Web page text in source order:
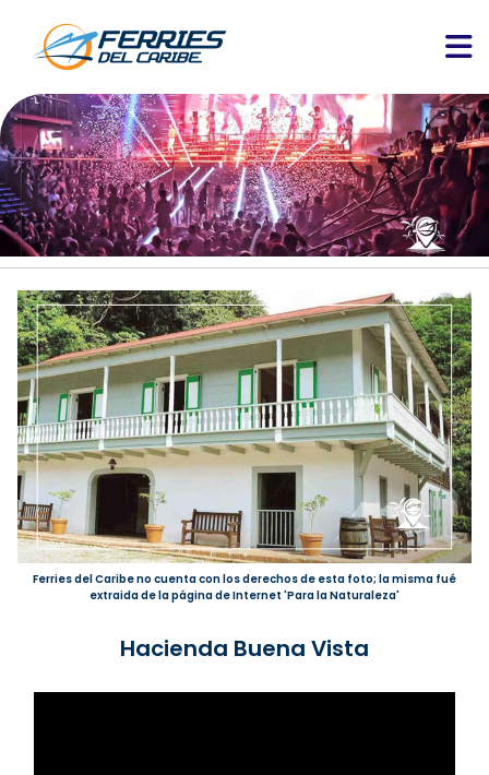
Ferries del Caribe no cuenta con los derechos de esta foto; la misma fué
extraida de la página de Internet 'Para la Naturaleza'
Hacienda Buena Vista